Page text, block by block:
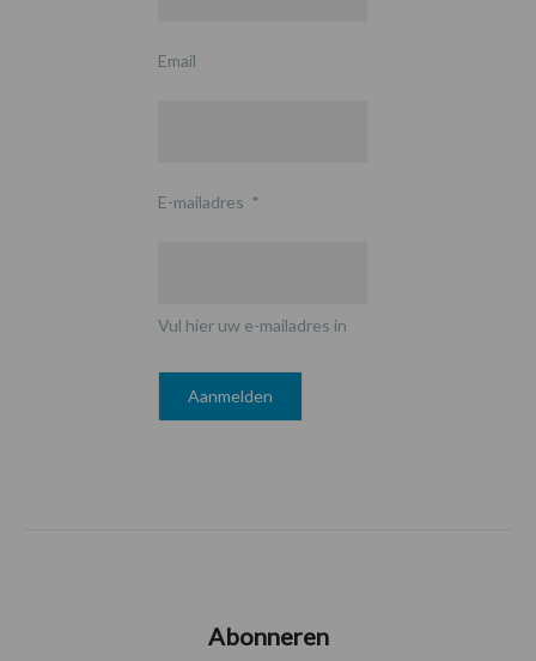
Email
E-mailadres *
Vul hier uw e-mailadres in
Abonneren